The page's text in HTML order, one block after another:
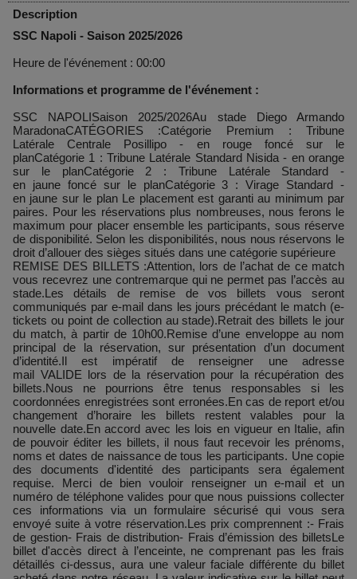
Description
SSC Napoli - Saison 2025/2026
Heure de l'événement : 00:00
Informations et programme de l'événement :
SSC NAPOLISaison 2025/2026Au stade Diego Armando
MaradonaCATÉGORIES :Catégorie Premium : Tribune
Latérale Centrale Posillipo - en rouge foncé sur le
planCatégorie 1 : Tribune Latérale Standard Nisida - en orange
sur le planCatégorie 2 : Tribune Latérale Standard -
en jaune foncé sur le planCatégorie 3 : Virage Standard -
en jaune sur le plan Le placement est garanti au minimum par
paires. Pour les réservations plus nombreuses, nous ferons le
maximum pour placer ensemble les participants, sous réserve
de disponibilité. Selon les disponibilités, nous nous réservons le
droit d’allouer des sièges situés dans une catégorie supérieure
REMISE DES BILLETS :Attention, lors de l’achat de ce match
vous recevrez une contremarque qui ne permet pas l’accès au
stade.Les détails de remise de vos billets vous seront
communiqués par e-mail dans les jours précédant le match (e-
tickets ou point de collection au stade).Retrait des billets le jour
du match, à partir de 10h00.Remise d’une enveloppe au nom
principal de la réservation, sur présentation d’un document
d’identité.Il est impératif de renseigner une adresse
mail VALIDE lors de la réservation pour la récupération des
billets.Nous ne pourrions être tenus responsables si les
coordonnées enregistrées sont erronées.En cas de report et/ou
changement d’horaire les billets restent valables pour la
nouvelle date.En accord avec les lois en vigueur en Italie, afin
de pouvoir éditer les billets, il nous faut recevoir les prénoms,
noms et dates de naissance de tous les participants. Une copie
des documents d'identité des participants sera également
requise. Merci de bien vouloir renseigner un e-mail et un
numéro de téléphone valides pour que nous puissions collecter
ces informations via un formulaire sécurisé qui vous sera
envoyé suite à votre réservation.Les prix comprennent :- Frais
de gestion- Frais de distribution- Frais d’émission des billetsLe
billet d'accès direct à l’enceinte, ne comprenant pas les frais
détaillés ci-dessus, aura une valeur faciale différente du billet